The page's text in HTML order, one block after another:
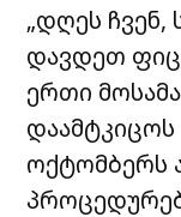
„დღეს ჩვენ,
დავდეთ
ერთი
ოქტომბერს